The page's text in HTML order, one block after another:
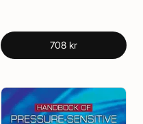
708 kr